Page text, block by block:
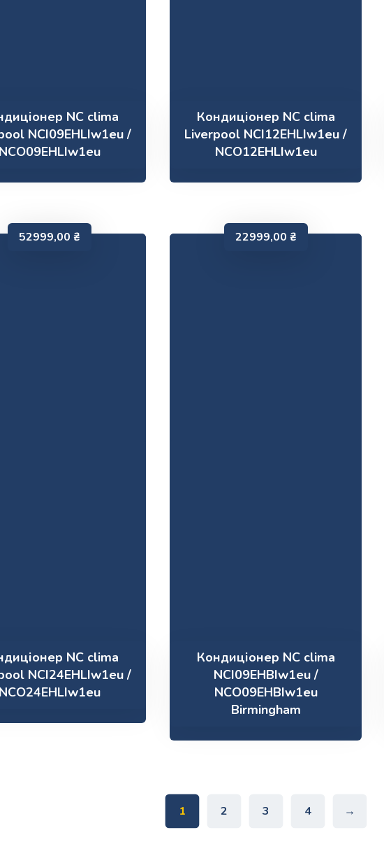
NC clima
NCI09EHLIw1eu /
NCO09EHLIw1eu
Кондиціонер NC clima
Liverpool NCI12EHLIw1eu /
NCO12EHLIw1eu
NC clima
NCI24EHLIw1eu /
NCO24EHLIw1eu
52999,00₴
Кондиціонер NC clima
NCI09EHBIw1eu /
NCO09EHBIw1eu
Birmingham
22999,00 ₴
1 2 3 4 →